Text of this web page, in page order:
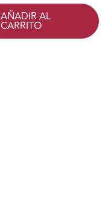
AÑADIR AL
CARRITO